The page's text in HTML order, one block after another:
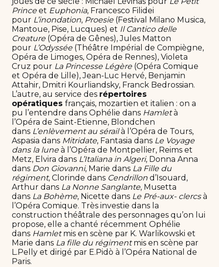
Princeet Euphonia, Francesco Filidei
pour L’inondation, Proesie (Festival Milano Musica,
Mantoue, Pise, Lucques) et Il Cantico delle
Creature (Opéra de Gênes), Jules Matton
pour L’Odyssée (Théâtre Impérial de Compiègne,
Opéra de Limoges, Opéra de Rennes), Violeta
Cruz pour La Princesse Légère (Opéra Comique
et Opéra de Lille), Jean-Luc Hervé, Benjamin
Attahir, Dmitri Kourliandsky, Franck Bedrossian.
L’autre, au service des répertoires
opératiques français, mozartien et italien : on a
pu l’entendre dans Ophélie dans Hamletà
l’Opéra de Saint-Etienne, Blondchen
dans L’enlèvement au sérailà l’Opéra de Tours,
Aspasia dans Mitridate, Fantasia dans Le Voyage
dans la luneà l’Opéra de Montpellier, Reims et
Metz, Elvira dans L’Italiana in Algeri, Donna Anna
dans Don Giovanni, Marie dans La Fille du
régiment, Clorinde dans Cendrillon d’Isouard,
Arthur dans La Nonne Sanglante, Musetta
dans La Bohème, Nicette dans Le Pré-aux- clercsà
l’Opéra Comique. Très investie dans la
construction théâtrale des personnages qu’on lui
propose, elle a chanté récemment Ophélie
dans Hamletmis en scène par K. Warlikowski et
Marie dans La fille du régimentmis en scène par
L.Pelly et dirigé par E.Pidò à l’Opéra National de
Paris.